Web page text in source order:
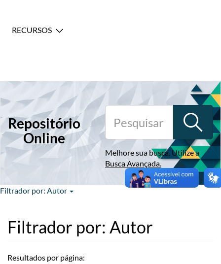
RECURSOS
Repositório
Online
Melhore sua busca. Utilize a
Busca Avançada.
Filtrador por: Autor
Filtrador por: Autor
Resultados por página: